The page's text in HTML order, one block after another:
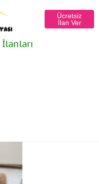
Ücretsiz
İlan Ver
İlanları